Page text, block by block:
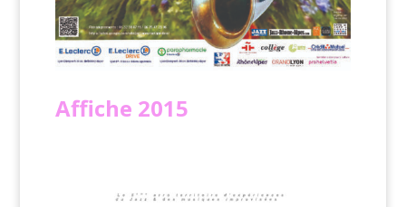
Affiche 2015